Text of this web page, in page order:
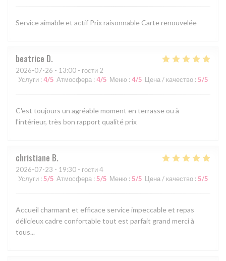
Service aimable et actif Prix raisonnable Carte renouvelée
beatrice D
2026-07-26 - 13:00 - гости 2
Услуги : 4/5 Атмосфера : 4/5 Меню : 4/5 Цена / качество : 5/5
C'est toujours un agréable moment en terrasse ou à
l'intérieur, très bon rapport qualité prix
christiane B
2026-07-23 - 19:30 - гости 4
Услуги : 5/5 Атмосфера : 5/5 Меню : 5/5 Цена / качество : 5/5
Accueil charmant et efficace service impeccable et repas
délicieux cadre confortable tout est parfait grand merci à
tous...